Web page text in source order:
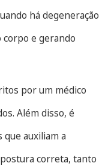
há degeneração
corpo e gerando
por um médico
Além disso, é
auxiliam a
correta, tanto